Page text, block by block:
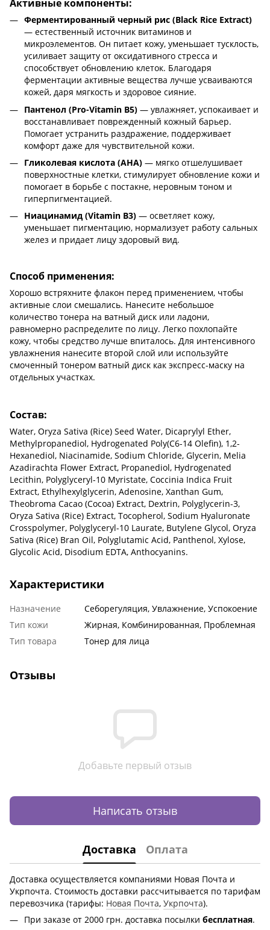
Активные компоненты:
Ферментированный черный рис (Black Rice Extract)
— естественный источник витаминов и
микроэлементов. Он питает кожу, уменьшает тусклость,
усиливает защиту от оксидативного стресса и
способствует обновлению клеток. Благодаря
ферментации активные вещества лучше усваиваются
кожей, даря мягкость и здоровое сияние.
Пантенол (Pro-Vitamin B5) — увлажняет, успокаивает и
восстанавливает поврежденный кожный барьер.
Помогает устранить раздражение, поддерживает
комфорт даже для чувствительной кожи.
Гликолевая кислота (AHA) — мягко отшелушивает
поверхностные клетки, стимулирует обновление кожи и
помогает в борьбе с постакне, неровным тоном и
гиперпигментацией.
Ниацинамид (Vitamin B3) — осветляет кожу,
уменьшает пигментацию, нормализует работу сальных
желез и придает лицу здоровый вид.
Способ применения:
Хорошо встряхните флакон перед применением, чтобы
активные слои смешались. Нанесите небольшое
количество тонера на ватный диск или ладони,
равномерно распределите по лицу. Легко похлопайте
кожу, чтобы средство лучше впиталось. Для интенсивного
увлажнения нанесите второй слой или используйте
смоченный тонером ватный диск как экспресс-маску на
отдельных участках.
Состав:
Water, Oryza Sativa (Rice) Seed Water, Dicaprylyl Ether,
Methylpropanediol, Hydrogenated Poly(C6-14 Olefin), 1,2-
Hexanediol, Niacinamide, Sodium Chloride, Glycerin, Melia
Azadirachta Flower Extract, Propanediol, Hydrogenated
Lecithin, Polyglyceryl-10 Myristate, Coccinia Indica Fruit
Extract, Ethylhexylglycerin, Adenosine, Xanthan Gum,
Theobroma Cacao (Cocoa) Extract, Dextrin, Polyglycerin-3,
Oryza Sativa (Rice) Extract, Tocopherol, Sodium Hyaluronate
Crosspolymer, Polyglyceryl-10 Laurate, Butylene Glycol, Oryza
Sativa (Rice) Bran Oil, Polyglutamic Acid, Panthenol, Xylose,
Glycolic Acid, Disodium EDTA, Anthocyanins.
Характеристики
Назначение
Себорегуляция, Увлажнение, Успокоение
Тип кожи
Жирная, Комбинированная, Проблемная
Тип товара
Тонер для лица
Отзывы
Добавьте первый отзыв
Написать отзыв
Доставка Оплата
Доставка осуществляется компаниями Новая Почта и
Укрпочта. Стоимость доставки рассчитывается по тарифам
перевозчика (тарифы: Новая Почта, Укрпочта).
При заказе от 2000 грн. доставка посылки бесплатная.